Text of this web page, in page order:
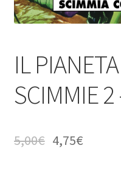
IL
SCIMMIE 2
5,00€ 4,75€